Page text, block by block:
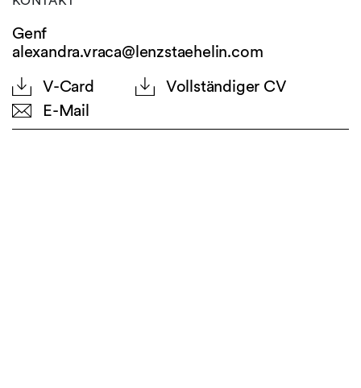
Genf
alexandra.vraca@lenzstaehelin.com
V-Card
Vollständiger CV
E-Mail